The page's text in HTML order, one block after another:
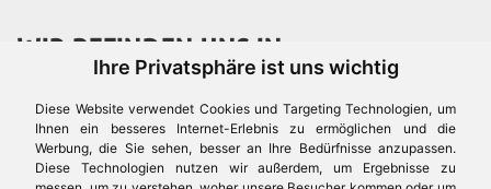
Ihre Privatsphäre ist uns wichtig
Diese Website verwendet Cookies und Targeting Technologien, um
Ihnen ein besseres Internet-Erlebnis zu ermöglichen und die
Werbung, die Sie sehen, besser an Ihre Bedürfnisse anzupassen.
Diese Technologien nutzen wir außerdem, um Ergebnisse zu
WIR BEFINDEN UNS IN
Es gibt uns auch in